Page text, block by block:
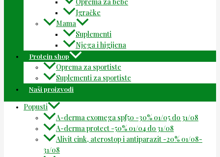
Igračke
Mama
Suplementi
Njega i higijena
Protein shop
Oprema za sportiste
Suplementi za sportiste
Naši proizvodi
Popusti
A-derma exomega spf50 -30% 01/05 do 31/08
A-derma protect -50% 01/04 do 31/08
Alivit cink, aterostop i antiparazit -20% 01/08-
31/08